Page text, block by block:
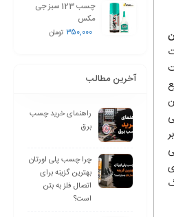
چسب 123 سبز جی
مکس
۳۵۰,۰۰۰ تومان
آخرین مطالب
راهنمای خرید چسب
برق
چرا چسب پلی اورتان
بهترین گزینه برای
اتصال فلز به بتن
است؟